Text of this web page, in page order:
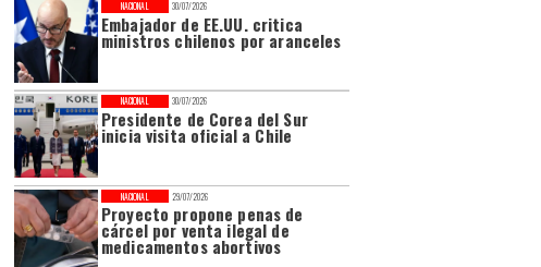
30/07/2026
Embajador de EE.UU. critica
ministros chilenos por aranceles
NACIONAL
30/07/2026
Presidente de Corea del Sur
inicia visita oficial a Chile
NACIONAL
29/07/2026
Proyecto propone penas de
cárcel por venta ilegal de
medicamentos abortivos
NACIONAL